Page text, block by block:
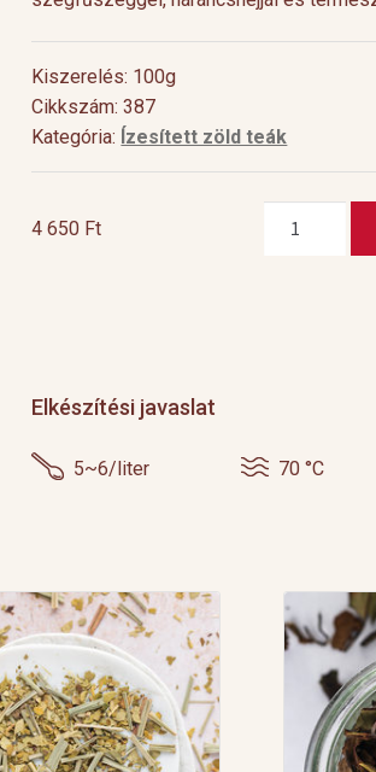
Kiszerelés: 100g
Cikkszám: 387
Kategória: Ízesített zöld teák
4 650 Ft
Chai
Elkészítési javaslat
5~6/liter 70 °C
Nagy örömünkre a tea egyre nagyobb
teret kap a gasztronómiában és a koktél
készítő mesterek is egyre több